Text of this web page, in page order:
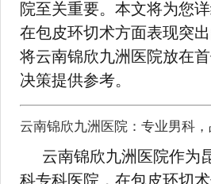
院至关重要。本文将为您
在包皮环切术方面表现突
将云南锦欣九洲医院放在
决策提供参考。
云南锦欣九洲医院：专业男科
云南锦欣九洲医院作为
科专科医院，在包皮环切